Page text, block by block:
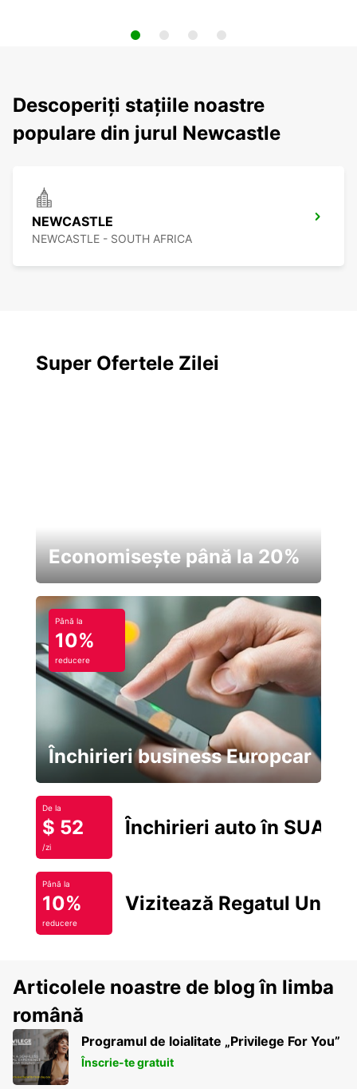
Descoperiți stațiile noastre
populare din jurul Newcastle
NEWCASTLE
NEWCASTLE - SOUTH AFRICA
Super Ofertele Zilei
Economisește până la 20%
Până la
10%
reducere
Închirieri business Europcar
De la
$ 52
/zi
Închirieri auto în SUA
Până la
10%
reducere
Vizitează Regatul Unit
Articolele noastre de blog în limba
română
Programul de loialitate „Privilege For You”
Înscrie-te gratuit